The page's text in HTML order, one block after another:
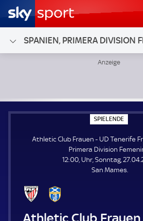
SPANIEN, PRIMERA DIVISION
SPIELENDE
P
E
E
N
E
Athletic Club Frauen - UD Tenerife
Primera Division
12:00, Uhr, Sonntag,
San Mames.
Athletic Club Frauen